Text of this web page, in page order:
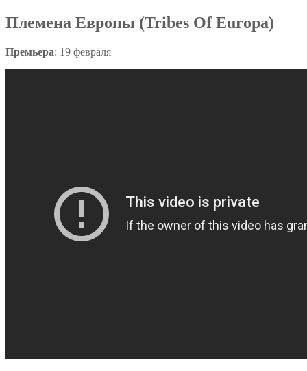
Племена Европы (Tribes Of Europa)
Премьера: 19 февраля